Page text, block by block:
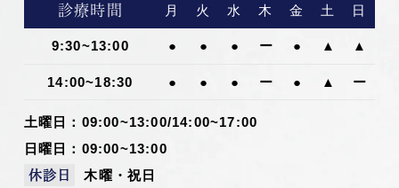
診療時間 月 火 水 木 金 土 日
9:30~13:00 ● ● ● ー ● ▲ ▲
14:00~18:30 ● ● ● ー ● ▲ ー
土曜日：09:00~13:00/14:00~17:00
日曜日：09:00~13:00
休診日 木曜・祝日